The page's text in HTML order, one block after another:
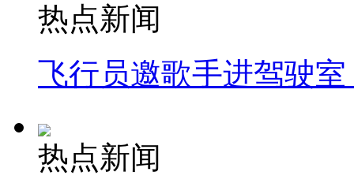
热点新闻
飞行员邀歌手进驾驶
热点新闻